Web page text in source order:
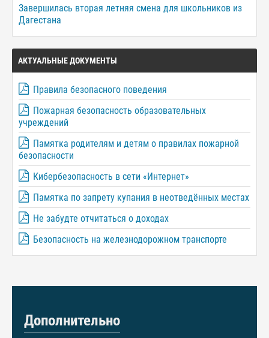
Завершилась вторая летняя смена для школьников из
Дагестана
АКТУАЛЬНЫЕ ДОКУМЕНТЫ
Правила безопасного поведения
Пожарная безопасность образовательных
учреждений
Памятка родителям и детям о правилах пожарной
безопасности
Кибербезопасность в сети «Интернет»
Памятка по запрету купания в неотведённых местах
Не забудте отчитаться о доходах
Безопасность на железнодорожном транспорте
Дополнительно